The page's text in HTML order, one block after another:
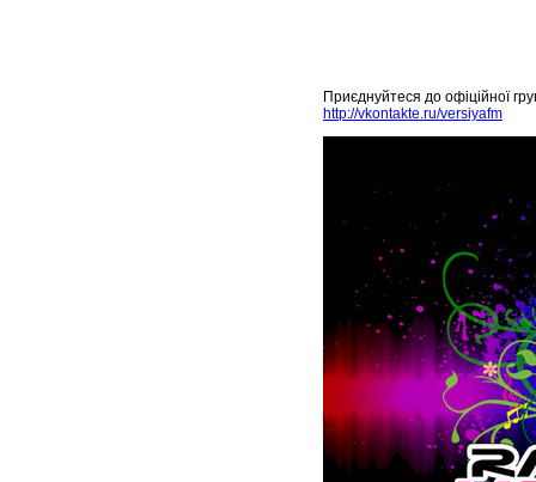
Приєднуйтеся до офіційної
http://vkontakte.ru/versiyafm